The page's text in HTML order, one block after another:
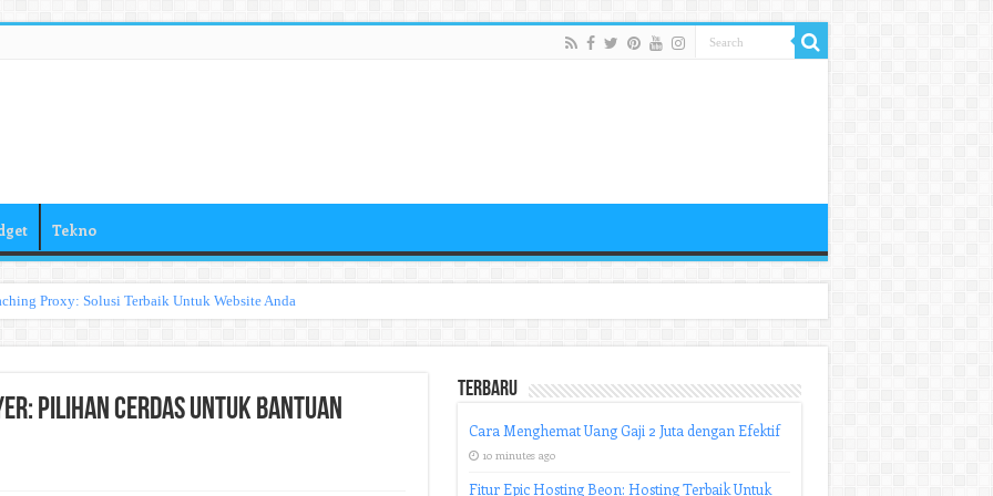
Tekno
Proxy: Solusi Terbaik Untuk Website Anda
Pilihan Cerdas untuk Bantuan
Terbaru
Cara Menghemat Uang Gaji 2 Juta dengan Efektif
10 minutes ago
Fitur Epic Hosting Beon: Hosting Terbaik Untuk